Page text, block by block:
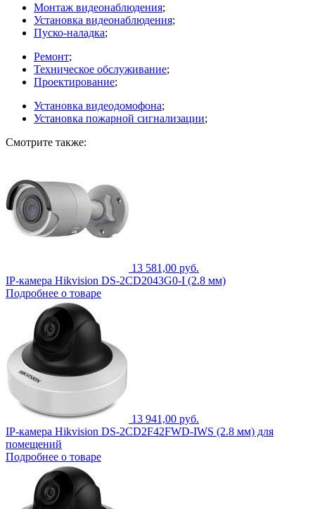
Монтаж видеонаблюдения;
Установка видеонаблюдения;
Пуско-наладка;
Ремонт;
Техническое обслуживание;
Проектирование;
Установка видеодомофона;
Установка пожарной сигнализации;
Смотрите также:
13 581,00 руб.
IP-камера Hikvision DS-2CD2043G0-I (2.8 мм)
Подробнее о товаре
13 941,00 руб.
IP-камера Hikvision DS-2CD2F42FWD-IWS (2.8 мм) для
помещений
Подробнее о товаре